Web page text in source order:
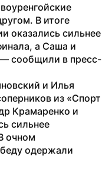
В итоге
оказались сильнее
а Саша и
сообщили в пресс-
и Илья
из «Спорт
Крамаренко и
сильнее
очном
одержали